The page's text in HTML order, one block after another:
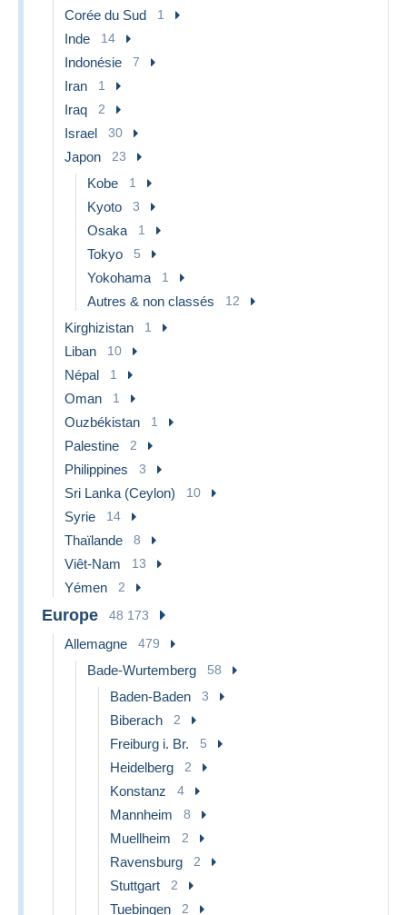
Corée du Sud 1
Inde 14
Indonésie 7
Iran 1
Iraq 2
Israel 30
Japon 23
Kobe 1
Kyoto 3
Osaka 1
Tokyo 5
Yokohama 1
Autres & non classés 12
Kirghizistan 1
Liban 10
Népal 1
Oman 1
Ouzbékistan 1
Palestine 2
Philippines 3
Sri Lanka (Ceylon) 10
Syrie 14
Thaïlande 8
Viêt-Nam 13
Yémen 2
Europe 48 173
Allemagne 479
Bade-Wurtemberg 58
Baden-Baden 3
Biberach 2
Freiburg i. Br. 5
Heidelberg 2
Konstanz 4
Mannheim 8
Muellheim 2
Ravensburg 2
Stuttgart 2
Tuebingen 2